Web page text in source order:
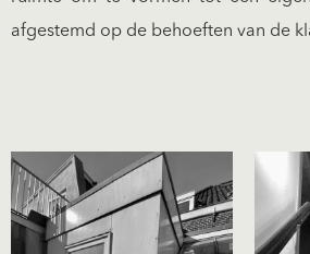
afgestemd op de behoeften van de